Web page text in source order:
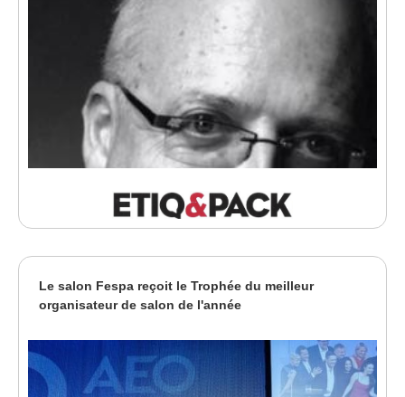
Le salon Fespa reçoit le Trophée du meilleur
organisateur de salon de l'année